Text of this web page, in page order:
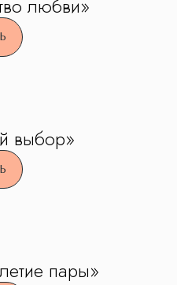
любви»
выбор»
пары»